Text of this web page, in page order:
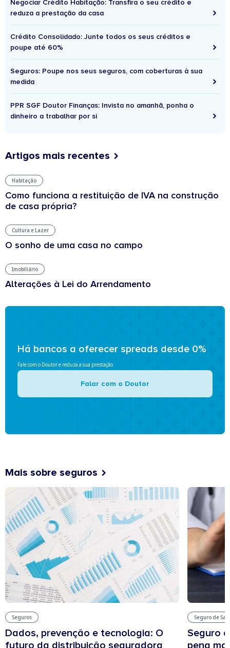
Negociar Crédito Habitação: Transfira o seu crédito e
reduza a prestação da casa
Crédito Consolidado: Junte todos os seus créditos e
poupe até 60%
Seguros: Poupe nos seus seguros, com coberturas à sua
medida
PPR SGF Doutor Finanças: Invista no amanhã, ponha o
dinheiro a trabalhar por si
Artigos mais recentes
Habitação
Como funciona a restituição de IVA na construção
de casa própria?
Cultura e Lazer
O sonho de uma casa no campo
Imobiliário
Alterações à Lei do Arrendamento
Há bancos a oferecer spreads desde 0%
Fale com o Doutor e reduza a sua prestação
Falar com o Doutor
Mais sobre seguros
Seguros
Dados, prevenção e tecnologia: O
Seguro de
Seguro